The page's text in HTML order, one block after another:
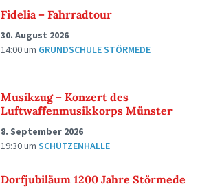
Fidelia – Fahrradtour
30. August 2026
14:00um GRUNDSCHULE STÖRMEDE
Musikzug – Konzert des
Luftwaffenmusikkorps Münster
8. September 2026
19:30um SCHÜTZENHALLE
Dorfjubiläum 1200 Jahre Störmede